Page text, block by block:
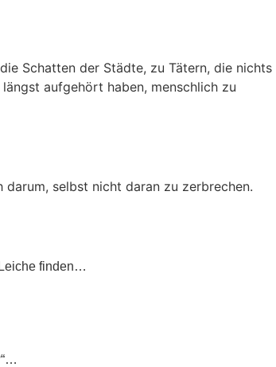
Schatten der Städte, zu Tätern, die nichts
aufgehört haben, menschlich zu
selbst nicht daran zu zerbrechen.
finden…